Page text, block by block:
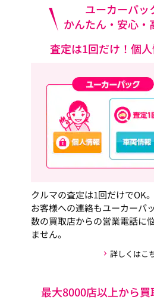
ユーカーパッ
かんたん・安心・
査定は1回だけ！個人
クルマの査定は1回だけでOK。
お客様への連絡もユーカーパ
数の買取店からの営業電話に
ません。
詳しくはこ
最大8000店以上から買